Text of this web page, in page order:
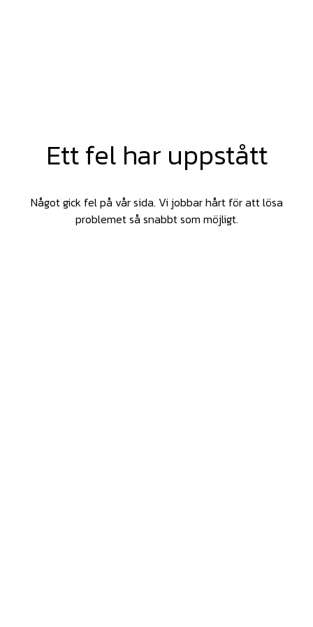
Ett fel har uppstått
Något gick fel på vår sida. Vi jobbar hårt för att lösa
problemet så snabbt som möjligt.